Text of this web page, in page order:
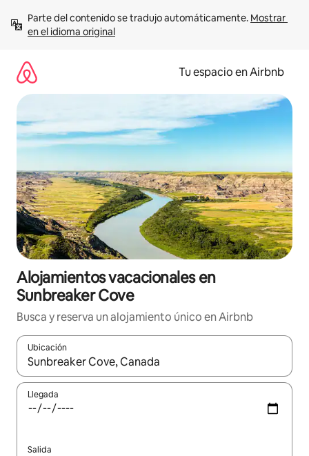
contenido
Parte del contenido se tradujo automáticamente. Mostrar
en el idioma original
Tu espacio en Airbnb
Alojamientos vacacionales en
Sunbreaker Cove
Busca y reserva un alojamiento único en Airbnb
Ubicación
Cuando los resultados estén disponibles, podrás navegar
Llegada
Salida